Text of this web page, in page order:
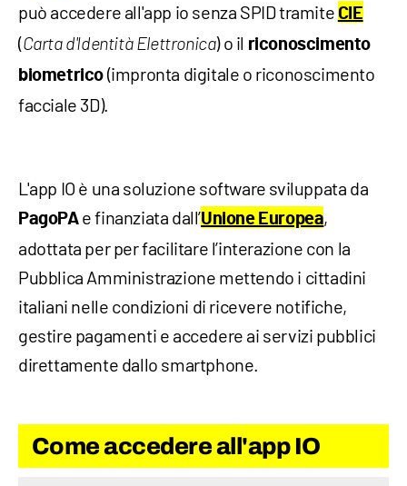
può accedere all'app io senza SPID tramite CIE
(Carta d'Identità Elettronica) o il riconoscimento
biometrico (impronta digitale o riconoscimento
facciale 3D).
L'app IO è una soluzione software sviluppata da
PagoPAe finanziata dall’Unione Europea,
adottata per per facilitare l’interazione con la
Pubblica Amministrazione mettendo i cittadini
italiani nelle condizioni di ricevere notifiche,
gestire pagamenti e accedere ai servizi pubblici
direttamente dallo smartphone.
Come accedere all'app IO